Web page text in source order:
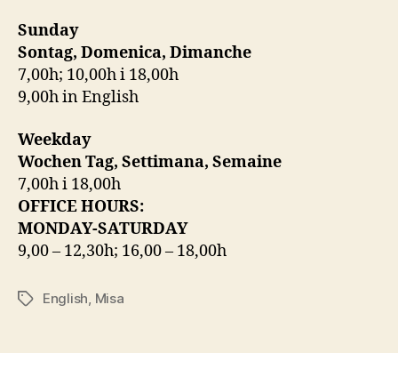
Sunday
Sontag, Domenica, Dimanche
7,00h; 10,00h i 18,00h
9,00h in English
Weekday
Wochen Tag, Settimana, Semaine
7,00h i 18,00h
OFFICE HOURS:
MONDAY-SATURDAY
9,00 – 12,30h; 16,00 – 18,00h
OznakeEnglish Misa